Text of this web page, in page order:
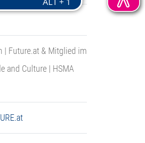
| Future.at & Mitglied im
and Culture | HSMA